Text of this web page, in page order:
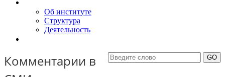
Об институте
Структура
Деятельность
Комментарии в